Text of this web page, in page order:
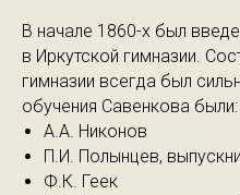
В начале 1860-х был
в Иркутской гимназии.
гимназии всегда был
обучения Савенкова были:
А.А. Никонов
П.И. Полынцев,
Ф.К. Геек